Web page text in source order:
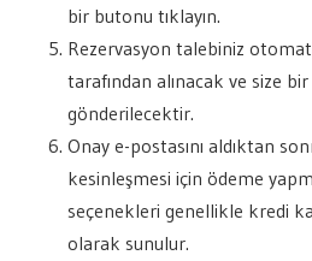
bir butonu tıklayın.
Rezervasyon talebiniz
tarafından alınacak ve size
gönderilecektir.
Onay e-postasını aldıktan
kesinleşmesi için ödeme
seçenekleri genellikle kredi
olarak sunulur.